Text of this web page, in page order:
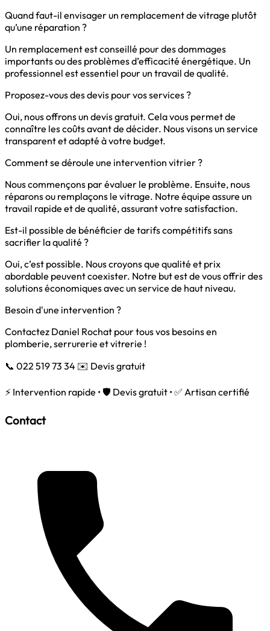
Quand faut-il envisager un remplacement de vitrage plutôt
qu’une réparation ?
Un remplacement est conseillé pour des dommages
importants ou des problèmes d’efficacité énergétique. Un
professionnel est essentiel pour un travail de qualité.
Proposez-vous des devis pour vos services ?
Oui, nous offrons un devis gratuit. Cela vous permet de
connaître les coûts avant de décider. Nous visons un service
transparent et adapté à votre budget.
Comment se déroule une intervention vitrier ?
Nous commençons par évaluer le problème. Ensuite, nous
réparons ou remplaçons le vitrage. Notre équipe assure un
travail rapide et de qualité, assurant votre satisfaction.
Est-il possible de bénéficier de tarifs compétitifs sans
sacrifier la qualité ?
Oui, c’est possible. Nous croyons que qualité et prix
abordable peuvent coexister. Notre but est de vous offrir des
solutions économiques avec un service de haut niveau.
Besoin d'une intervention ?
Contactez Daniel Rochat pour tous vos besoins en
plomberie, serrurerie et vitrerie !
📞 022 519 73 34 ✉️ Devis gratuit
⚡ Intervention rapide • 🛡️ Devis gratuit • ✅ Artisan certifié
Contact